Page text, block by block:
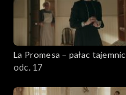
La Promesa – pałac tajemnic
odc. 17